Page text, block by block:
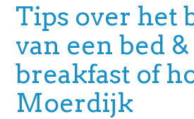
Tips over het
van een bed &
breakfast of
Moerdijk